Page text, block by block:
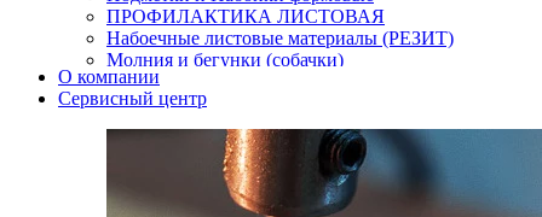
ПРОФИЛАКТИКА ЛИСТОВАЯ
Набоечные листовые материалы (РЕЗИТ)
Молния и бегунки (собачки)
Нитки,иглы-шило,крючки.
Уход и косметика для обуви
Кнопки (магнитые,кобурные)
Пряжки для ремня
О компании
Сервисный центр